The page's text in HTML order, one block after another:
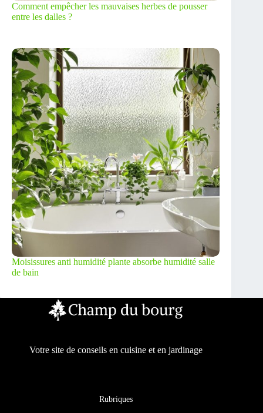
Comment empêcher les mauvaises herbes de pousser
entre les dalles ?
Moisissures anti humidité plante absorbe humidité salle
de bain
Votre site de conseils en cuisine et en jardinage
Rubriques